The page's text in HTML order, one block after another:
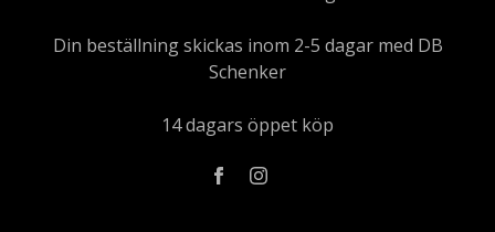
Din beställning skickas inom 2-5 dagar med DB
Schenker
14 dagars öppet köp